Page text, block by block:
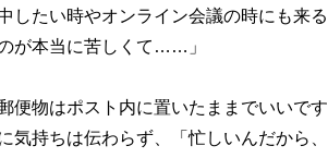
したい時やオンライン会議の時にも来る
が本当に苦しくて……」
物はポスト内に置いたままでいいです
持ちは伝わらず、「忙しいんだから、